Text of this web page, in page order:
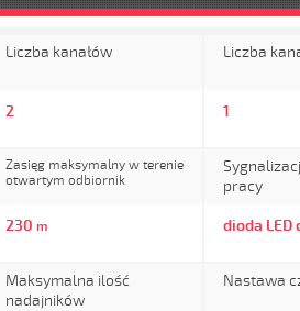
Liczba kanałów
2
Liczba
1
Zasięg maksymalny w terenie
otwartym odbiornik
230 m
pracy
dioda LED
Maksymalna ilość
nadajników
Nastawa